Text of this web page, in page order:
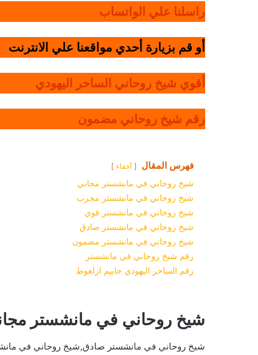
راسلنا علي الواتساب
أو قم بزيارة أحدي مواقعنا علي الانترنت
أقوي شيخ روحاني الساحر اليهودي
رقم شيخ روحاني مضمون
فهرس المقال أخفاء
شيخ روحاني في مانشستر مجاني
شيخ روحاني في مانشستر مجرب
شيخ روحاني في مانشستر قوي
شيخ روحاني في مانشستر صادق
شيخ روحاني في مانشستر مضمون
رقم شيخ روحاني في مانشستر
رقم الساحر اليهودي حاييم ازلغوط
شيخ روحاني في مانشستر
شيخ روحاني في مانشستر صادق,شيخ روحاني في